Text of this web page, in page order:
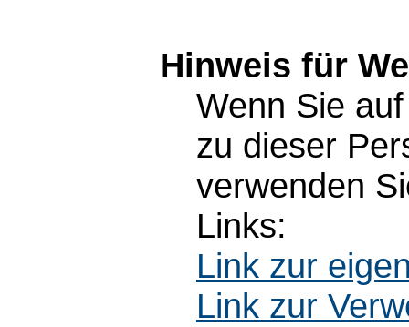
Hinweis für
Wenn Sie
zu dieser
verwenden
Links:
Link zur
Link zur